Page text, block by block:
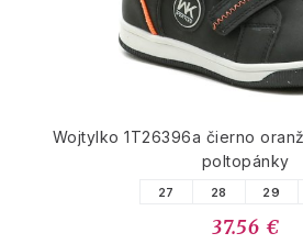
Wojtylko 1T26396a čierno
poltopánky
27 28 29
37.56 €